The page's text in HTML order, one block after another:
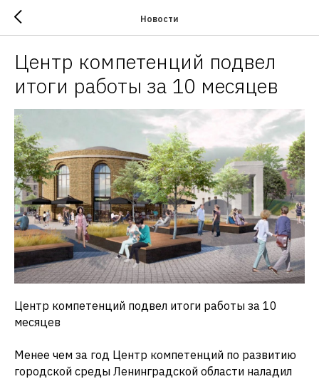
Новости
Центр компетенций подвел
итоги работы за 10 месяцев
Центр компетенций подвел итоги работы за 10
месяцев
Менее чем за год Центр компетенций по развитию
городской среды Ленинградской области наладил